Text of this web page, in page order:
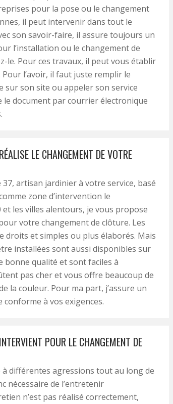
pour la pose ou le changement
il peut intervenir dans tout le
son savoir-faire, il assure toujours un
l’installation ou le changement de
le. Pour ces travaux, il peut vous établir
l’avoir, il faut juste remplir le
sur son site ou appeler son service
le document par courrier électronique
LE CHANGEMENT DE VOTRE
37, artisan jardinier à votre service, basé
zone d’intervention le
les villes alentours, je vous propose
votre changement de clôture. Les
droits et simples ou plus élaborés. Mais
installées sont aussi disponibles sur
bonne qualité et sont faciles à
pas cher et vous offre beaucoup de
la couleur. Pour ma part, j’assure un
à vos exigences.
POUR LE CHANGEMENT DE
différentes agressions tout au long de
nécessaire de l’entretenir
n’est pas réalisé correctement,